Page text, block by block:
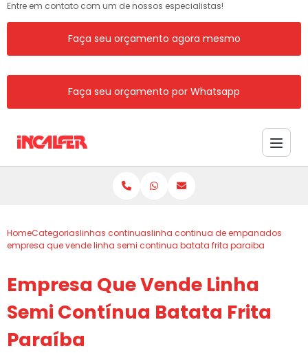
Entre em contato com um de nossos especialistas!
Faça seu orçamento agora mesmo
Faça seu orçamento por Whatsapp
HomeCategoriaslinhas continuaslinha continua de empanados
empresa que vende linha semi continua batata frita paraiba
Empresa Que Vende Linha
Semi Contínua Batata Frita
Paraíba